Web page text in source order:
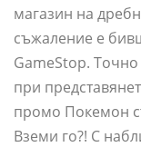
магазин на
съжаление е
GameStop.
при
промо Покемон
Вземи го?! С